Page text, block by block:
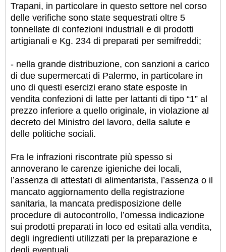
Trapani, in particolare in questo settore nel corso
delle verifiche sono state sequestrati oltre 5
tonnellate di confezioni industriali e di prodotti
artigianali e Kg. 234 di preparati per semifreddi;
- nella grande distribuzione, con sanzioni a carico
di due supermercati di Palermo, in particolare in
uno di questi esercizi erano state esposte in
vendita confezioni di latte per lattanti di tipo “1” al
prezzo inferiore a quello originale, in violazione al
decreto del Ministro del lavoro, della salute e
delle politiche sociali.
Fra le infrazioni riscontrate più spesso si
annoverano le carenze igieniche dei locali,
l’assenza di attestati di alimentarista, l’assenza o il
mancato aggiornamento della registrazione
sanitaria, la mancata predisposizione delle
procedure di autocontrollo, l’omessa indicazione
sui prodotti preparati in loco ed esitati alla vendita,
degli ingredienti utilizzati per la preparazione e
degli eventuali